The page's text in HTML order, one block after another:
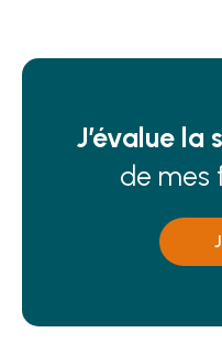
J’évalue
de mes